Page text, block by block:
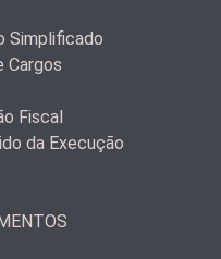
Simplificado
Cargos
Fiscal
da Execução